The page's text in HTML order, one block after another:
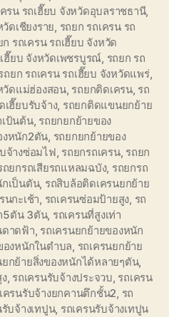
ครน รถเฮี๊ยบ จังหวัดอุบลราชธานี,
ดเชียงราย, รถยก รถเครน รถ
ก รถเครน รถเฮี๊ยบ จังหวัด
ฮี๊ยบ จังหวัดเพชรบูรณ์, รถยก รถ
ถยก รถเครน รถเฮี๊ยบ จังหวัดแพร่,
วัดแม่ฮ่องสอน, รถยกติดเครน, รถ
เฮี๊ยบรับจ้าง, รถยกติดแขนยกย้าย
ป้นต้น, รถยกยกย้ายของ
งหนัก2ตัน, รถยกยกย้ายของ
จ้างซ่อมไฟ, รถยกรถเครน, รถยก
ถยกรถเสียรถแหลมฉบัง, รถยกรถ
กเป็นตัน, รถสิบล้อติดเครนยกย้าย
นกะเช้า, รถเครนซ่อมป้ายสูง, รถ
5ตัน 3ตัน, รถเครนที่สูงเท่า
ดาดฟ้า, รถเครนยกย้ายของหนัก
องหนักในตำบล, รถเครนยกย้าย
ยกย้ายสิ่งของหนักได้หลายๆตัน,
, รถเครนรับจ้างประจวบ, รถเครน
ครนรับจ้างยกคานตึกชั้น2, รถ
บจ้างเทปูน, รถเครนรับจ้างเทปูน